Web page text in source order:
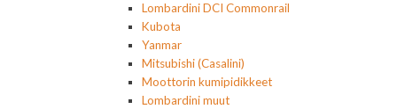
Lombardini DCI Commonrail
Kubota
Yanmar
Mitsubishi (Casalini)
Moottorin kumipidikkeet
Lombardini muut